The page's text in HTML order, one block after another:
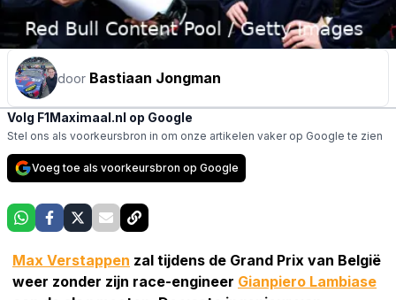
door Bastiaan Jongman
Volg F1Maximaal.nl op Google
Stel ons als voorkeursbron in om onze artikelen vaker op Google te zien
Voeg toe als voorkeursbron op Google
Max Verstappen zal tijdens de Grand Prix van België
weer zonder zijn race-engineer Gianpiero Lambiase